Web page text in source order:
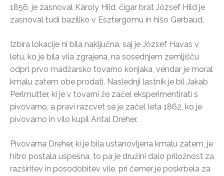
1856, je zasnoval Károly Hild, čigar brat József Hild je
zasnoval tudi baziliko v Esztergomu in hišo Gerbaud.
Izbira lokacije ni bila naključna, saj je József Havas v
letu, ko je bila vila zgrajena, na sosednjem zemljišču
odprl prvo madžarsko tovarno konjaka, vendar je moral
kmalu zatem obe prodati. Naslednji lastnik je bil Jakab
Perlmutter, ki je v tovarni že začel eksperimentirati s
pivovarno, a pravi razcvet se je začel leta 1862, ko je
pivovarno in vilo kupil Antal Dreher.
Pivovarna Dreher, ki je bila ustanovljena kmalu zatem, je
hitro postala uspešna, to pa je družini dalo priložnost za
razširitev in posodobitev vile, pri čemer je poskrbela za